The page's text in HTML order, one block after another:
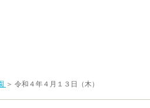
＞ 令和４年４月１３日（木）